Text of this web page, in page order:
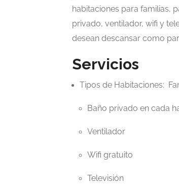
habitaciones para familias,
privado, ventilador, wifi y
desean descansar como
Servicios
Tipos de Habitaciones:
Baño privado en cada
Ventilador
Wifi gratuito
Televisión
Presentado
Cafes
Carrera 3 # 3 -
Aún no hay